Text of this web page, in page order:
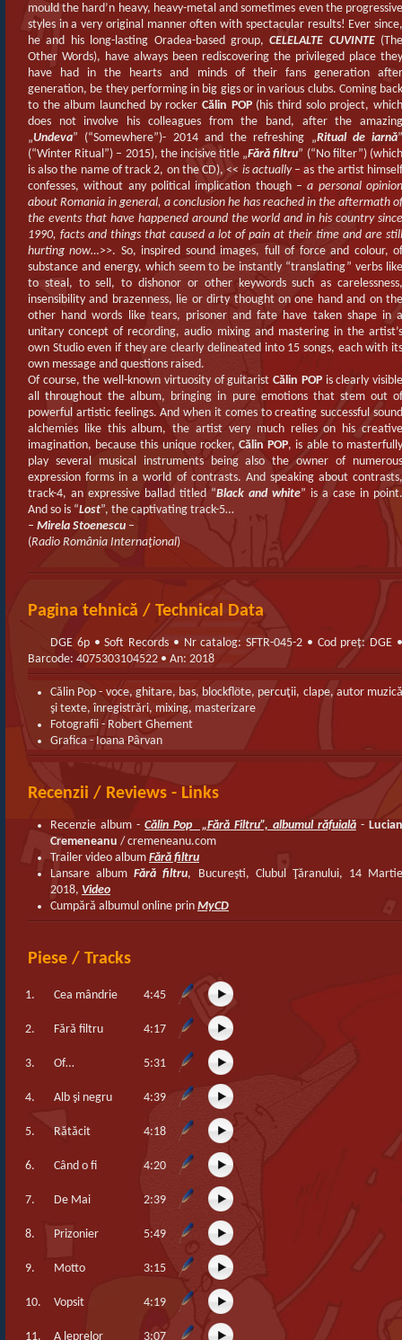
mould the hard’n heavy, heavy-metal and sometimes even the progressive
styles in a very original manner often with spectacular results! Ever since,
he and his long-lasting Oradea-based group,CELELALTE CUVINTE(The
Other Words), have always been rediscovering the privileged place they
have had in the hearts and minds of their fans generation after
generation, be they performing in big gigs or in various clubs. Coming back
to the album launched by rocker Călin POP(his third solo project,
does not involve his colleagues from the band, after the amazing
„Undeva” (“Somewhere”)- 2014 and the refreshing „Ritual de iarnă”
(“Winter Ritual”) – 2015), the incisive title „Fără filtru” (“No filter”)
is also the name of track 2, on the CD), << is actually– as the artist
confesses, without any political implication though –a personal
about Romania in general, a conclusion he has reached in the aftermath of
the events that have happened around the world and in his country since
1990, facts and things that caused a lot of pain at their time and are still
hurting now…>>. So, inspired sound images, full of force and colour,
substance and energy, which seem to be instantly “translating” verbs like
to steal, to sell, to dishonor or other keywords such as carelessness,
insensibility and brazenness, lie or dirty thought on one hand and on the
other hand words like tears, prisoner and fate have taken shape in a
unitary concept of recording, audio mixing and mastering in the artist’s
own Studio even if they are clearly delineated into 15 songs, each with its
own message and questions raised.
Of course, the well-known virtuosity of guitaristCălin POPis clearly
all throughout the album, bringing in pure emotions that stem out of
powerful artistic feelings. And when it comes to creating successful sound
alchemies like this album, the artist very much relies on his creative
imagination, because this unique rocker, Călin POP, is able to
play several musical instruments being also the owner of numerous
expression forms in a world of contrasts. And speaking about contrasts,
track-4, an expressive ballad titled “Black and white” is a case in point.
And so is “Lost”, the captivating track-5…
– Mirela Stoenescu –
(Radio România Internaţional)
Pagina tehnică / Technical Data
DGE 6p • Soft Records • Nr catalog: SFTR-045-2 • Cod preț: DGE •
Barcode: 4075303104522 • An: 2018
Călin Pop - voce, ghitare, bas, blockflöte, percuţii, clape, autor muzică
şi texte, înregistrări, mixing, masterizare
Fotografii - Robert Ghement
Grafica - Ioana Pârvan
Recenzii / Reviews - Links
Recenzie album -Călin Pop „Fără Filtru”, albumul răfuială-
Cremeneanu / cremeneanu.com
Trailer video album Fără filtru
Lansare albumFără filtru, Bucureşti, Clubul Ţăranului, 14 Martie
2018, Video
Cumpără albumul online prin MyCD
Piese / Tracks
1. Cea mândrie 4:45
2. Fără filtru 4:17
3. Of… 5:31
4. Alb şi negru 4:39
5. Rătăcit 4:18
6. Când o fi 4:20
7. De Mai 2:39
8. Prizonier 5:49
9. Motto 3:15
10. Vopsit 4:19
11. A leprelor 3:07